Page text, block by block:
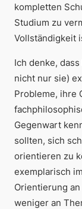
kompletten
Studium zu
Vollständigkeit
Ich denke,
nicht nur sie)
Probleme, ihre
Gegenwart
sollten, sich
orientieren zu
exemplarisch
Orientierung an
weniger an